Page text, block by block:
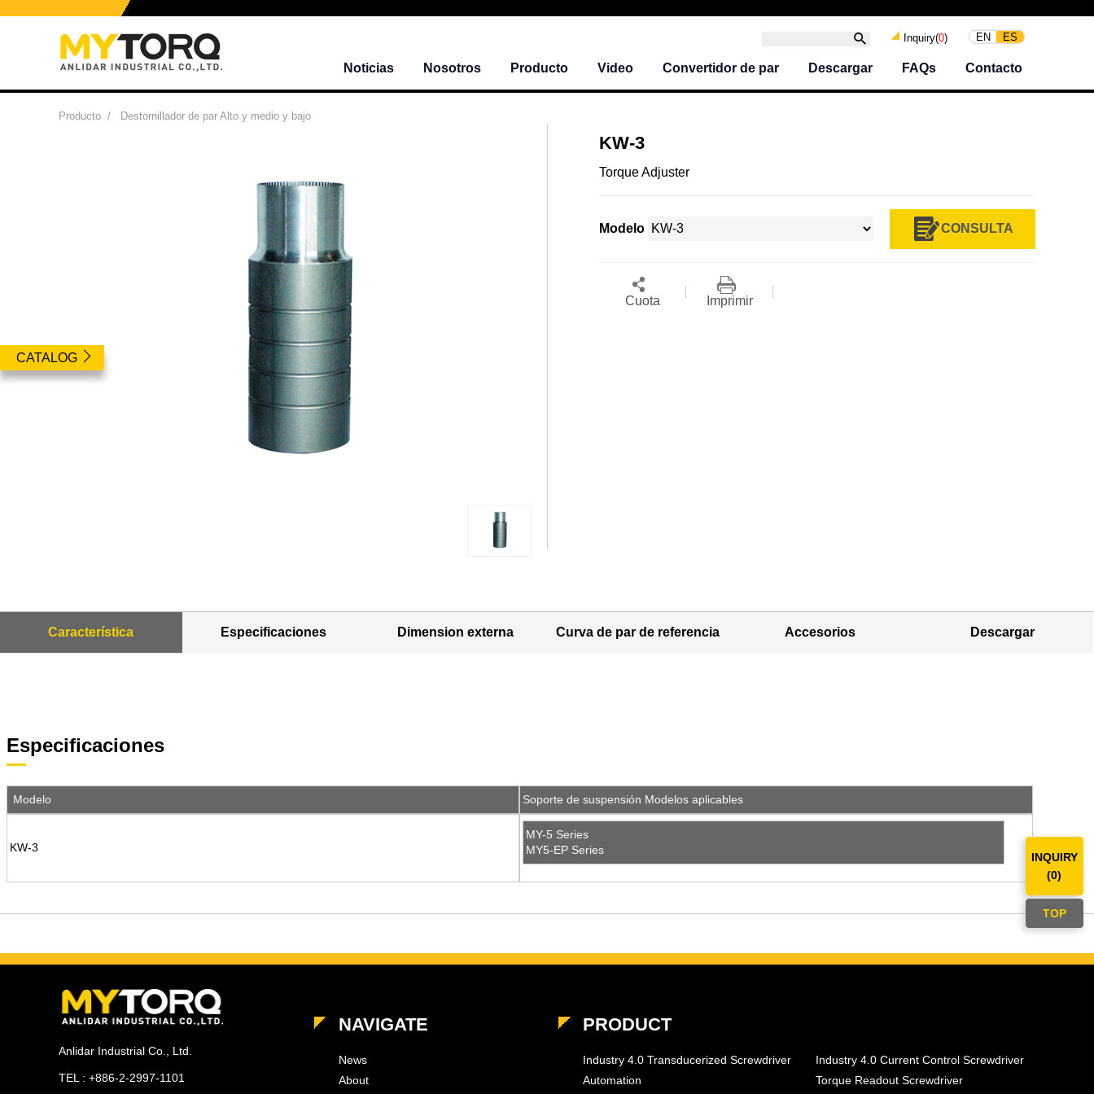
Inquiry(0) EN ES
Noticias Nosotros Producto Video Convertidor de par Descargar FAQs Contacto
INQUIRY
(0)
TOP
CATALOG
Producto / Destornillador de par Alto y medio y bajo
KW-3
​Torque Adjuster
Modelo CONSULTA
Cuota Imprimir
Característica Especificaciones Dimension externa Curva de par de referencia Accesorios Descargar
Especificaciones
Modelo Soporte de suspensión Modelos aplicables
KW-3
MY-5 Series
MY5-EP Series
Anlidar Industrial Co., Ltd.
TEL : +886-2-2997-1101
NAVIGATE
News
About
PRODUCT
Industry 4.0 Transducerized Screwdriver
Industry 4.0 Current Control Screwdriver
Automation
Torque Readout Screwdriver